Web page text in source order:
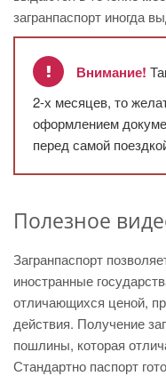
загранпаспорт иногда
Внимание!
2-х месяцев, то
оформлением
перед самой
Полезное
Загранпаспорт
иностранные
отличающихся ценой,
действия. Получение
пошлины, которая
Стандартно паспорт